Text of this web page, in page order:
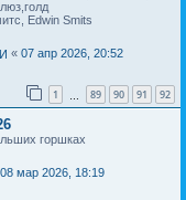
Edwin Smits
« 07 апр 2026, 20:52
1 89 90 91 92
горшках
08 мар 2026, 18:19